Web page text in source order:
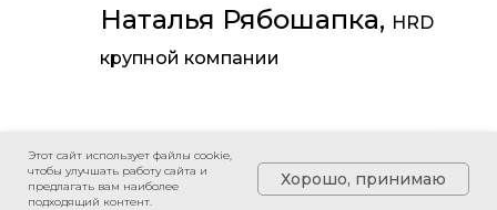
Наталья Рябошапка, HRD
крупной компании
Этот сайт использует файлы cookie,
чтобы улучшать работу сайта и
предлагать вам наиболее
подходящий контент.
Хорошо, принимаю